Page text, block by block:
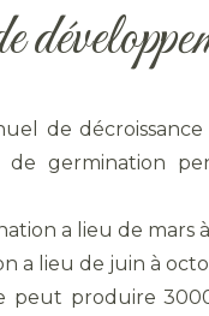
de décroissance
de germination
a lieu de mars
a lieu de juin à
peut produire